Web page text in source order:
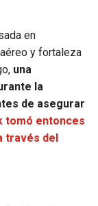
en
y fortaleza
una
la
de asegurar
tomó entonces
través del